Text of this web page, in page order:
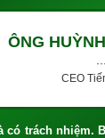
ÔNG
···
CEO
có trách nhiệm.